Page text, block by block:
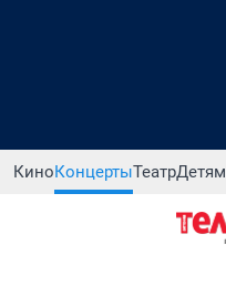
КиноКонцертыТеатрДетям